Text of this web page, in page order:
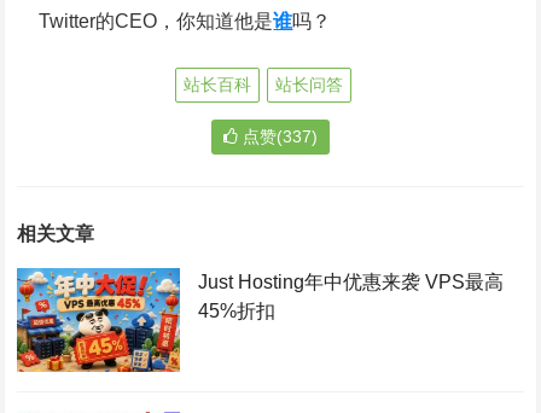
Twitter的CEO，你知道他是谁吗？
站长百科 站长问答
点赞(337)
相关文章
Just Hosting年中优惠来袭 VPS最高
45%折扣